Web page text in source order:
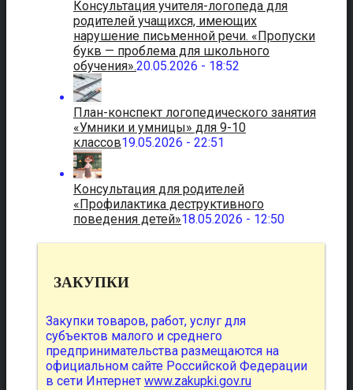
Консультация учителя-логопеда для
родителей учащихся, имеющих
нарушение письменной речи. «Пропуски
букв — проблема для школьного
обучения».20.05.2026 - 18:52
План-конспект логопедического занятия
«Умники и умницы» для 9-10
классов19.05.2026 - 22:51
Консультация для родителей
«Профилактика деструктивного
поведения детей»18.05.2026 - 12:50
ЗАКУПКИ
Закупки товаров, работ, услуг для
субъектов малого и среднего
предпринимательства размещаются на
официальном сайте Российской Федерации
в сети Интернет www.zakupki.gov.ru